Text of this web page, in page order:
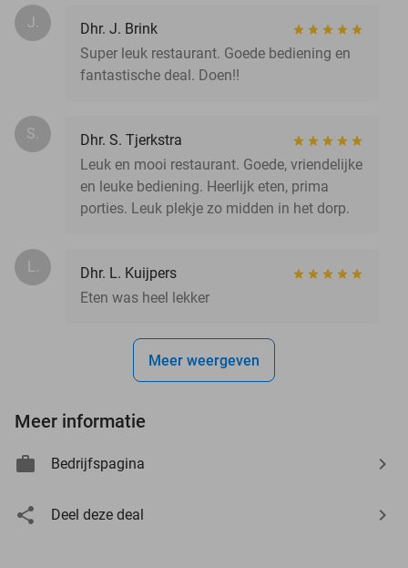
J.
Dhr. J. Brink
Super leuk restaurant. Goede bediening en
fantastische deal. Doen!!
S.
Dhr. S. Tjerkstra
Leuk en mooi restaurant. Goede, vriendelijke
en leuke bediening. Heerlijk eten, prima
porties. Leuk plekje zo midden in het dorp.
L.
Dhr. L. Kuijpers
Eten was heel lekker
Meer weergeven
Meer informatie
Bedrijfspagina
Deel deze deal